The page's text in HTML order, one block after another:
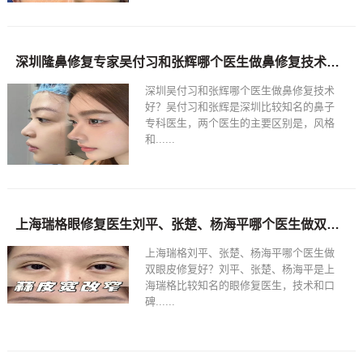
深圳隆鼻修复专家吴付习和张辉哪个医生做鼻修复技术好？
深圳吴付习和张辉哪个医生做鼻修复技术
好？吴付习和张辉是深圳比较知名的鼻子
专科医生，两个医生的主要区别是，风格
和......
上海瑞格眼修复医生刘平、张楚、杨海平哪个医生做双眼皮修复好？
上海瑞格刘平、张楚、杨海平哪个医生做
双眼皮修复好？刘平、张楚、杨海平是上
海瑞格比较知名的眼修复医生，技术和口
碑......